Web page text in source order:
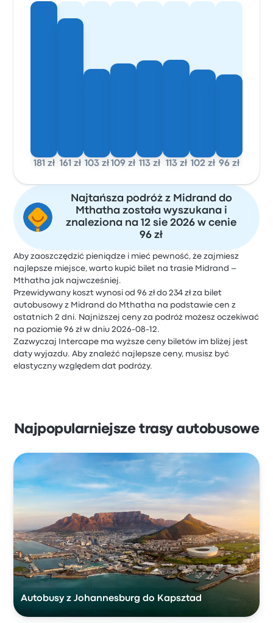
181 zł 161 zł 103 zł 109 zł 113 zł 113 zł 102 zł 96 zł
Najtańsza podróż z Midrand do
Mthatha została wyszukana i
znaleziona na 12 sie 2026 w cenie
96 zł
Aby zaoszczędzić pieniądze i mieć pewność, że zajmiesz
najlepsze miejsce, warto kupić bilet na trasie Midrand –
Mthatha jak najwcześniej.
Przewidywany koszt wynosi od 96 zł do 234 zł za bilet
autobusowy z Midrand do Mthatha na podstawie cen z
ostatnich 2 dni. Najniższej ceny za podróż możesz oczekiwać
na poziomie 96 zł w dniu 2026-08-12.
Zazwyczaj Intercape ma wyższe ceny biletów im bliżej jest
daty wyjazdu. Aby znaleźć najlepsze ceny, musisz być
elastyczny względem dat podróży.
Najpopularniejsze trasy autobusowe
Autobusy z Johannesburg do Kapsztad